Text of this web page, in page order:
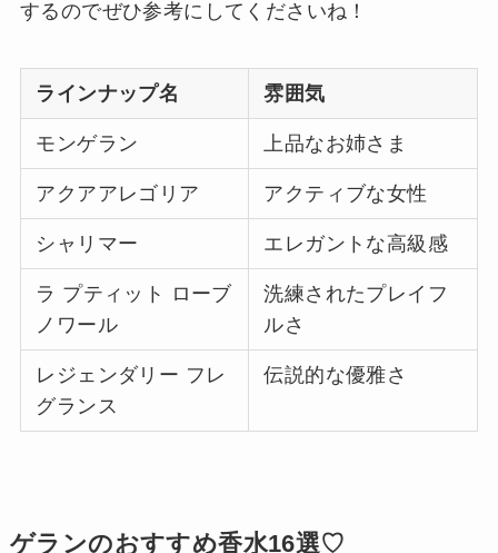
するのでぜひ参考にしてくださいね！
ラインナップ名 雰囲気
モンゲラン 上品なお姉さま
アクアアレゴリア アクティブな女性
シャリマー エレガントな高級感
ラ プティット ローブ
ノワール
洗練されたプレイフ
ルさ
レジェンダリー フレ
グランス
伝説的な優雅さ
ゲランのおすすめ香水16選♡